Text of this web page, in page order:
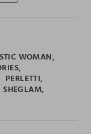
WOMAN
PERLETTI
SHEGLAM